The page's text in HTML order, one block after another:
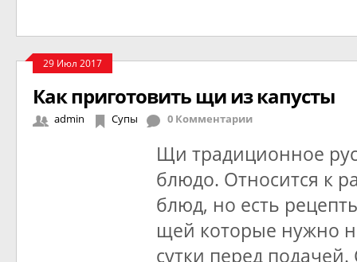
29 Июл 2017
Как приготовить щи из капусты
admin Супы 0 Комментарии
Щи традиционное
блюдо. Относится к
блюд, но есть
щей которые нужно
сутки перед подачей.